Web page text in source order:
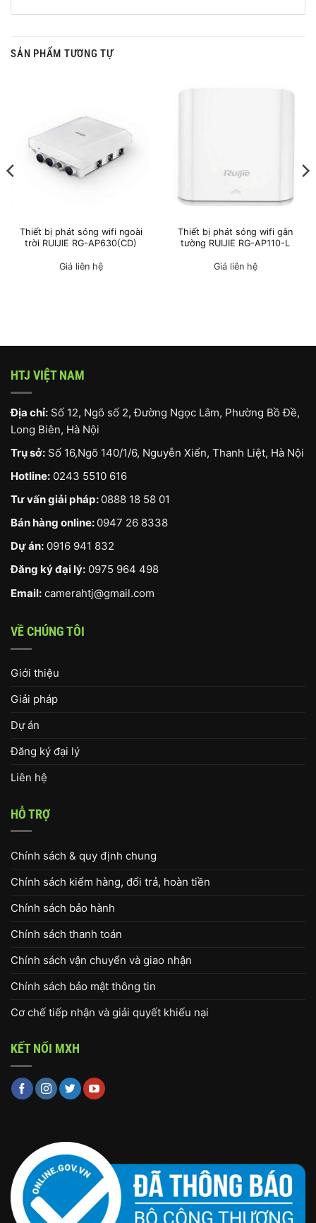
SẢN PHẨM TƯƠNG TỰ
Thiết bị phát sóng wifi ngoài
trời RUIJIE RG-AP630(CD)
Giá liên hệ
Thiết bị phát sóng wifi gắn
tường RUIJIE RG-AP110-L
Giá liên hệ
HTJ VIỆT NAM
Địa chỉ: Số 12, Ngõ số 2, Đường Ngọc Lâm, Phường Bồ Đề,
Long Biên, Hà Nội
Trụ sở: Số 16,Ngõ 140/1/6, Nguyễn Xiển, Thanh Liệt, Hà Nội
Hotline: 0243 5510 616
Tư vấn giải pháp: 0888 18 58 01
Bán hàng online: 0947 26 8338
Dự án: 0916 941 832
Đăng ký đại lý: 0975 964 498
Email: camerahtj@gmail.com
VỀ CHÚNG TÔI
Giới thiệu
Giải pháp
Dự án
Đăng ký đại lý
Liên hệ
HỖ TRỢ
Chính sách & quy định chung
Chính sách kiểm hàng, đổi trả, hoàn tiền
Chính sách bảo hành
Chính sách thanh toán
Chính sách vận chuyển và giao nhận
Chính sách bảo mật thông tin
Cơ chế tiếp nhận và giải quyết khiếu nại
KẾT NỐI MXH